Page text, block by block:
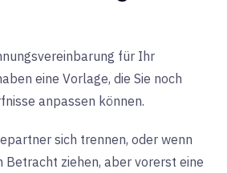
für Ihr
eine Vorlage, die Sie noch
anpassen können.
sich trennen, oder wenn
Betracht ziehen, aber vorerst eine